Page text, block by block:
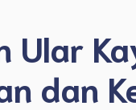
Ular
dan